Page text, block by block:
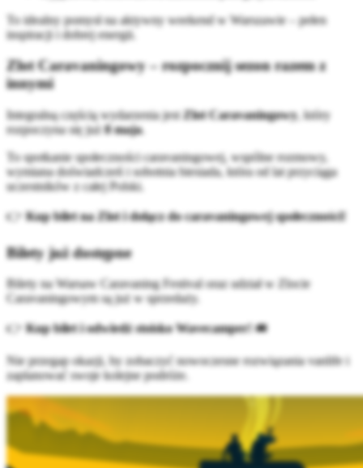
To idealny pomysł na aktywny weekend w Warszawie – pełen
inspiracji i dobrej energii.
Zlot Caravaningowy – rozpocznij sezon razem z
innymi
Integralną częścią wydarzenia jestZlot Caravaningowy, który
rozpoczyna się już8 maja.
To spotkanie społeczności caravaningowej, wspólne rozmowy,
wymiana doświadczeń i sobotnia biesiada, która od lat przyciąga
uczestników z całej Polski.
👉Kup bilet na Zlot i dołącz do caravaningowej społeczności!
Bilety już dostępne
Bilety na Warsaw Caravaning Festival oraz udział w Zlocie
Caravaningowym są już w sprzedaży.
👉 Kup bilet i odwiedź stoisko Wavecamper! 🚐
Nie przegap okazji, by zobaczyć nowoczesne rozwiązania vanlife i
zaplanować swoje kolejne podróże.